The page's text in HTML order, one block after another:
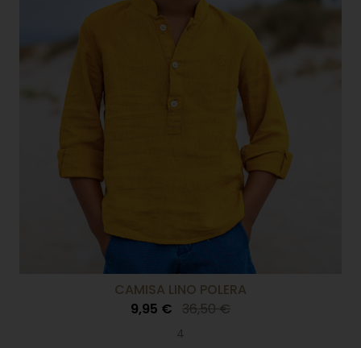
CAMISA LINO POLERA
9,95 € 36,50 €
4